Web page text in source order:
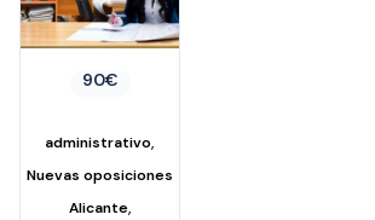
90€
administrativo,
Nuevas oposiciones
Alicante,